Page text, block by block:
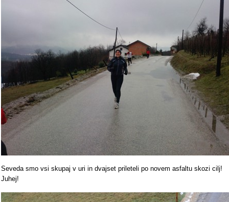
Seveda smo vsi skupaj v uri in dvajset prileteli po novem asfaltu skozi cilj!
Juhej!